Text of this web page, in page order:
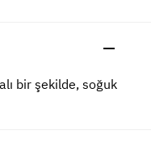
bir şekilde, soğuk